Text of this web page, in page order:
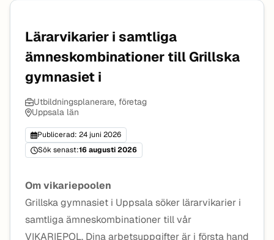
Lärarvikarier i samtliga
ämneskombinationer till Grillska
gymnasiet i
Utbildningsplanerare, företag
Uppsala län
Publicerad: 24 juni 2026
Sök senast:16 augusti 2026
Om vikariepoolen
Grillska gymnasiet i Uppsala söker lärarvikarier i
samtliga ämneskombinationer till vår
VIKARIEPOL. Dina arbetsuppgifter är i första hand